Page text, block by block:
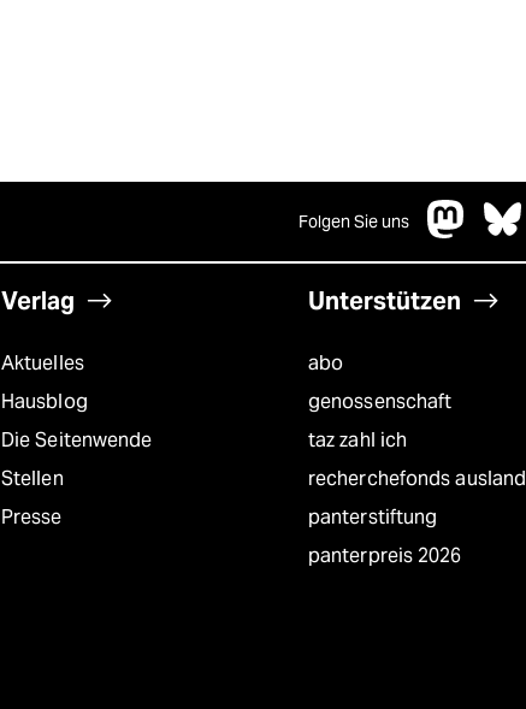
Folgen Sie uns
Verlag
Aktuelles
Hausblog
Die Seitenwende
Stellen
Presse
Unterstützen
abo
genossenschaft
taz zahl ich
recherchefonds ausland
panterstiftung
panterpreis 2026